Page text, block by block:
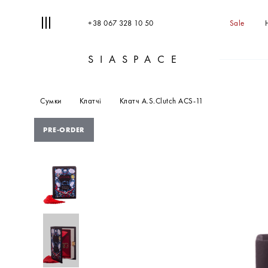
+38 067 328 10 50 Sale
SIASPACE
Сумки Клатчі Клатч A.S.Clutch ACS-11